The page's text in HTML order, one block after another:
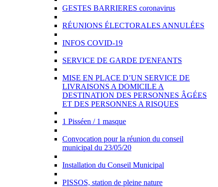
GESTES BARRIERES coronavirus
RÉUNIONS ÉLECTORALES ANNULÉES
INFOS COVID-19
SERVICE DE GARDE D'ENFANTS
MISE EN PLACE D’UN SERVICE DE
LIVRAISONS A DOMICILE A
DESTINATION DES PERSONNES ÂGÉES
ET DES PERSONNES A RISQUES
1 Pisséen / 1 masque
Convocation pour la réunion du conseil
municipal du 23/05/20
Installation du Conseil Municipal
PISSOS, station de pleine nature